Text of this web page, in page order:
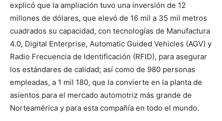
explicó que la ampliación tuvo una inversión de 12
millones de dólares, que elevó de 16 mil a 35 mil metros
cuadrados su capacidad, con tecnologías de Manufactura
4.0, Digital Enterprise, Automatic Guided Vehicles (AGV) y
Radio Frecuencia de Identificación (RFID), para asegurar
los estándares de calidad; así como de 980 personas
empleadas, a 1 mil 180, que la convierte en la planta de
asientos para el mercado automotriz más grande de
Norteamérica y para esta compañía en todo el mundo.